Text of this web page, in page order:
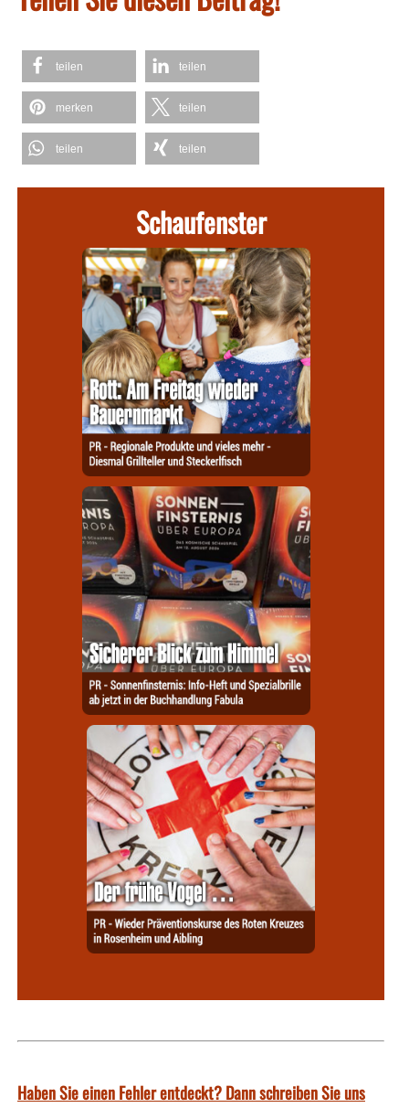
teilen teilen
merken teilen
teilen teilen
Schaufenster
Haben Sie einen Fehler entdeckt? Dann schreiben Sie uns